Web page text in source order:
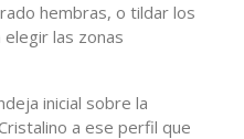
hembras, o tildar los
las zonas
inicial sobre la
a ese perfil que